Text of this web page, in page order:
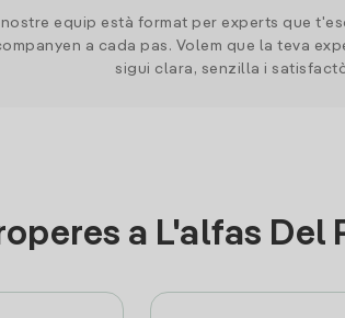
nostre equip està format per experts que
a cada pas. Volem que la teva
sigui clara, senzilla i
a L'alfas Del